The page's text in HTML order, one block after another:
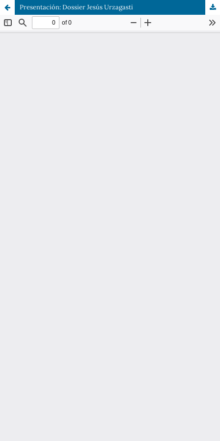
Presentación: Dossier Jesús Urzagasti